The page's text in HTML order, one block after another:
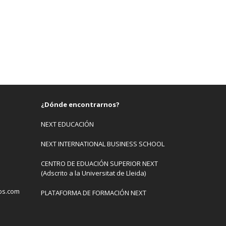
¿Dónde encontrarnos?
NEXT EDUCACIÓN
NEXT INTERNATIONAL BUSINESS SCHOOL
CENTRO DE EDUACIÓN SUPERIOR NEXT
(Adscrito a la Universitat de Lleida)
PLATAFORMA DE FORMACIÓN NEXT